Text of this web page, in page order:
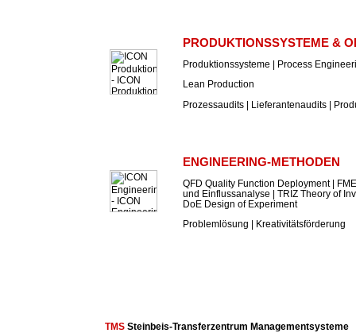
PRODUKTIONSSYSTEME &
Produktionssysteme | Process
Lean Production
Prozessaudits | Lieferantenaudits |
ENGINEERING-METHODEN
QFD Quality Function Deployment |
und Einflussanalyse | TRIZ Theory of
DoE Design of Experiment
Problemlösung | Kreativitätsförderung
TMS Steinbeis-Transferzentrum Managementsysteme